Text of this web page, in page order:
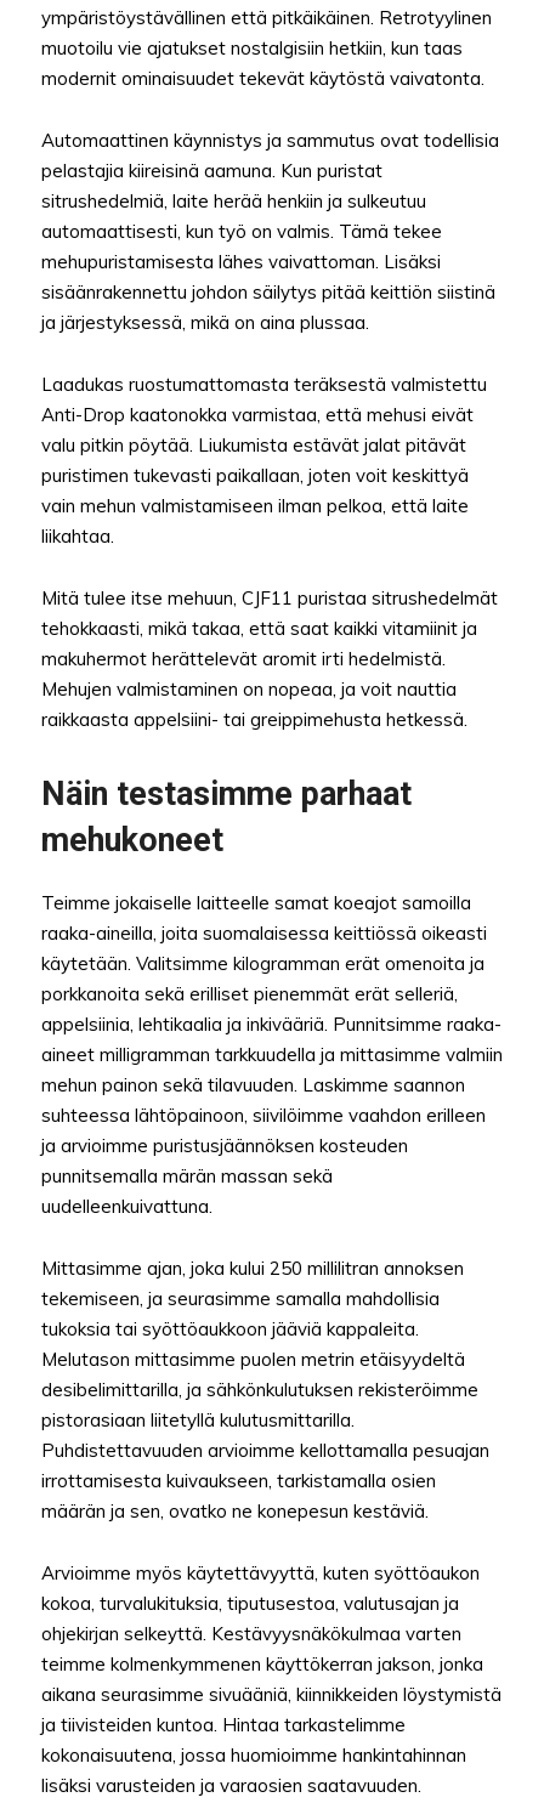
ympäristöystävällinen että pitkäikäinen. Retrotyylinen
muotoilu vie ajatukset nostalgisiin hetkiin, kun taas
modernit ominaisuudet tekevät käytöstä vaivatonta.
Automaattinen käynnistys ja sammutus ovat todellisia
pelastajia kiireisinä aamuna. Kun puristat
sitrushedelmiä, laite herää henkiin ja sulkeutuu
automaattisesti, kun työ on valmis. Tämä tekee
mehupuristamisesta lähes vaivattoman. Lisäksi
sisäänrakennettu johdon säilytys pitää keittiön siistinä
ja järjestyksessä, mikä on aina plussaa.
Laadukas ruostumattomasta teräksestä valmistettu
Anti-Drop kaatonokka varmistaa, että mehusi eivät
valu pitkin pöytää. Liukumista estävät jalat pitävät
puristimen tukevasti paikallaan, joten voit keskittyä
vain mehun valmistamiseen ilman pelkoa, että laite
liikahtaa.
Mitä tulee itse mehuun, CJF11 puristaa sitrushedelmät
tehokkaasti, mikä takaa, että saat kaikki vitamiinit ja
makuhermot herättelevät aromit irti hedelmistä.
Mehujen valmistaminen on nopeaa, ja voit nauttia
raikkaasta appelsiini- tai greippimehusta hetkessä.
Näin testasimme parhaat
mehukoneet
Teimme jokaiselle laitteelle samat koeajot samoilla
raaka-aineilla, joita suomalaisessa keittiössä oikeasti
käytetään. Valitsimme kilogramman erät omenoita ja
porkkanoita sekä erilliset pienemmät erät selleriä,
appelsiinia, lehtikaalia ja inkivääriä. Punnitsimme raaka-
aineet milligramman tarkkuudella ja mittasimme valmiin
mehun painon sekä tilavuuden. Laskimme saannon
suhteessa lähtöpainoon, siivilöimme vaahdon erilleen
ja arvioimme puristusjäännöksen kosteuden
punnitsemalla märän massan sekä
uudelleenkuivattuna.
Mittasimme ajan, joka kului 250 millilitran annoksen
tekemiseen, ja seurasimme samalla mahdollisia
tukoksia tai syöttöaukkoon jääviä kappaleita.
Melutason mittasimme puolen metrin etäisyydeltä
desibelimittarilla, ja sähkönkulutuksen rekisteröimme
pistorasiaan liitetyllä kulutusmittarilla.
Puhdistettavuuden arvioimme kellottamalla pesuajan
irrottamisesta kuivaukseen, tarkistamalla osien
määrän ja sen, ovatko ne konepesun kestäviä.
Arvioimme myös käytettävyyttä, kuten syöttöaukon
kokoa, turvalukituksia, tiputusestoa, valutusajan ja
ohjekirjan selkeyttä. Kestävyysnäkökulmaa varten
teimme kolmenkymmenen käyttökerran jakson, jonka
aikana seurasimme sivuääniä, kiinnikkeiden löystymistä
ja tiivisteiden kuntoa. Hintaa tarkastelimme
kokonaisuutena, jossa huomioimme hankintahinnan
lisäksi varusteiden ja varaosien saatavuuden.